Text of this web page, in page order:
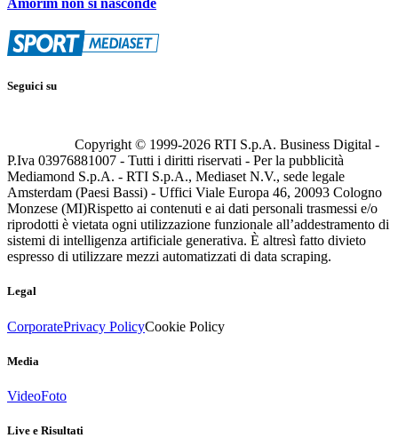
Seguici su
Copyright © 1999-2026 RTI S.p.A. Business Digital -
P.Iva 03976881007 - Tutti i diritti riservati - Per la pubblicità
Mediamond S.p.A. - RTI S.p.A., Mediaset N.V., sede legale
Amsterdam (Paesi Bassi) - Uffici Viale Europa 46, 20093 Cologno
Monzese (MI)Rispetto ai contenuti e ai dati personali trasmessi e/o
riprodotti è vietata ogni utilizzazione funzionale all’addestramento di
sistemi di intelligenza artificiale generativa. È altresì fatto divieto
espresso di utilizzare mezzi automatizzati di data scraping.
Legal
CorporatePrivacy PolicyCookie Policy
Media
VideoFoto
Live e Risultati